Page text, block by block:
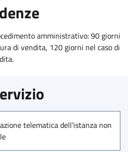
amministrativo: 90 giorni
di vendita, 120 giorni nel caso di
telematica dell'istanza non